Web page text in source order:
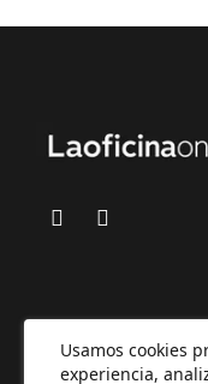
Usamos cookies
experiencia,